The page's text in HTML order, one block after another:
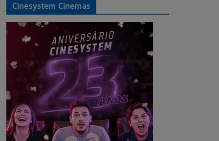
Cinesystem Cinemas